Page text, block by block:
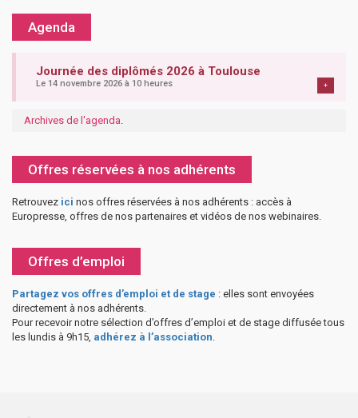
Agenda
Journée des diplômés 2026 à Toulouse
Le 14 novembre 2026 à 10 heures +
Archives de l'agenda
Offres réservées à nos adhérents
Retrouvez ici nos offres réservées à nos adhérents : accès à
Europresse, offres de nos partenaires et vidéos de nos webinaires.
Offres d’emploi
Partagez vos offres d’emploi et de stage : elles sont envoyées
directement à nos adhérents.
Pour recevoir notre sélection d’offres d’emploi et de stage diffusée tous
les lundis à 9h15, adhérez à l’association